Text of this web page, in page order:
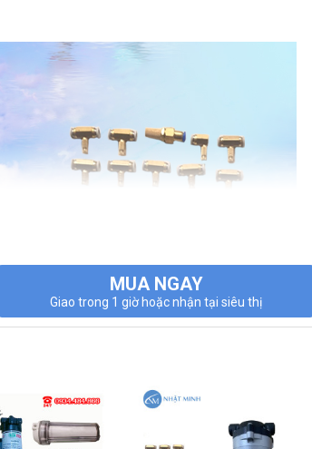
MUA NGAY
Giao trong 1 giờ hoặc nhận tại siêu thị